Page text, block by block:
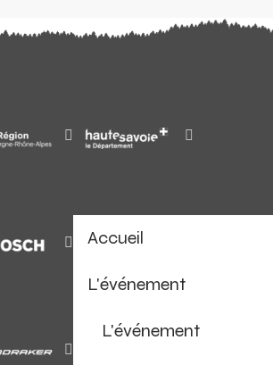
Accueil
L'événement
L'événement